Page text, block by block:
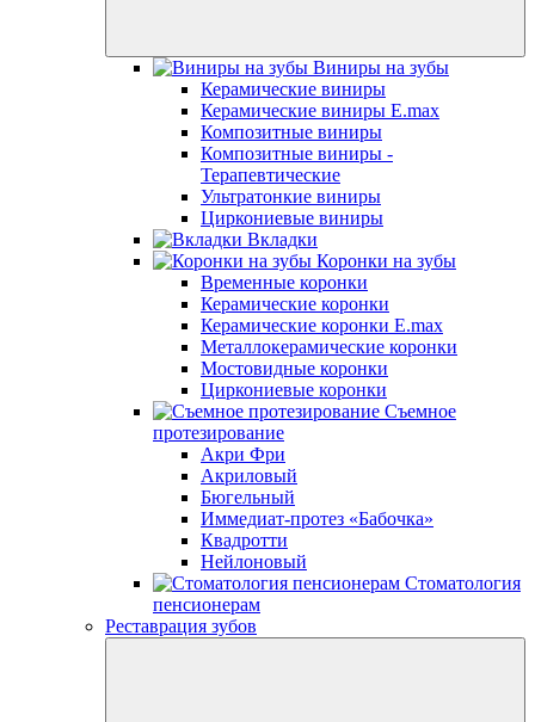
Виниры на зубы
Керамические виниры
Керамические виниры E.max
Композитные виниры
Композитные виниры -
Терапевтические
Ультратонкие виниры
Циркониевые виниры
Вкладки
Коронки на зубы
Временные коронки
Керамические коронки
Керамические коронки E.max
Металлокерамические коронки
Мостовидные коронки
Циркониевые коронки
Съемное
протезирование
Акри Фри
Акриловый
Бюгельный
Иммедиат-протез «Бабочка»
Квадротти
Нейлоновый
Стоматология
пенсионерам
Реставрация зубов